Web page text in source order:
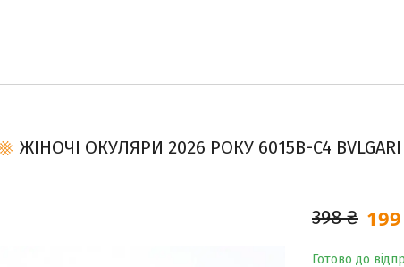
ЖІНОЧІ ОКУЛЯРИ 2026 РОКУ 6015B-C4 BVLGARI
398 ₴
Готово до